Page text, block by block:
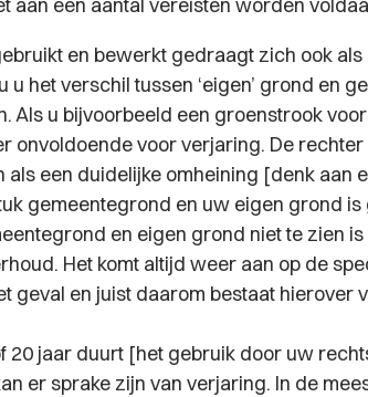
en bewerkt gedraagt zich ook als
u het verschil tussen ‘eigen’ grond en
Als u bijvoorbeeld een groenstrook
onvoldoende voor verjaring. De rechter
een duidelijke omheining [denk aan
gemeentegrond en uw eigen grond is
en eigen grond niet te zien
Het komt altijd weer aan op de
geval en juist daarom bestaat hierover
20 jaar duurt [het gebruik door uw
er sprake zijn van verjaring. In de